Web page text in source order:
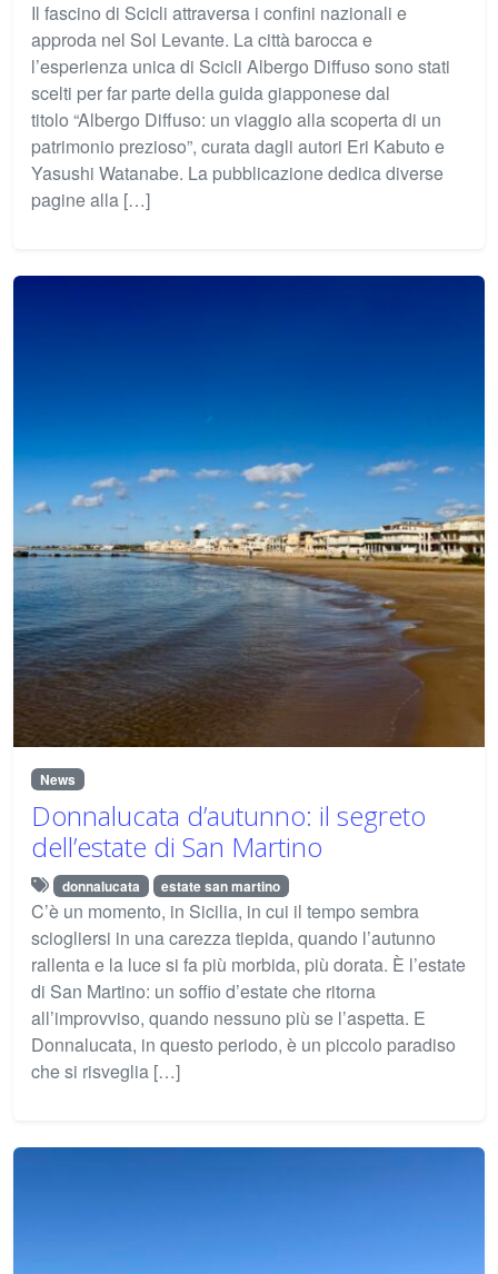
Il fascino di Scicli attraversa i confini nazionali e
approda nel Sol Levante. La città barocca e
l’esperienza unica di Scicli Albergo Diffuso sono stati
scelti per far parte della guida giapponese dal
titolo “Albergo Diffuso: un viaggio alla scoperta di un
patrimonio prezioso”, curata dagli autori Eri Kabuto e
Yasushi Watanabe. La pubblicazione dedica diverse
pagine alla […]
News
Donnalucata d’autunno: il segreto
dell’estate di San Martino
donnalucata estate san martino
C’è un momento, in Sicilia, in cui il tempo sembra
sciogliersi in una carezza tiepida, quando l’autunno
rallenta e la luce si fa più morbida, più dorata. È l’estate
di San Martino: un soffio d’estate che ritorna
all’improvviso, quando nessuno più se l’aspetta. E
Donnalucata, in questo periodo, è un piccolo paradiso
che si risveglia […]